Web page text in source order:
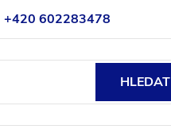
+420 602283478
HLEDAT